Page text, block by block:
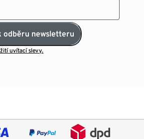
odběru newsletteru
uvítací slevy.